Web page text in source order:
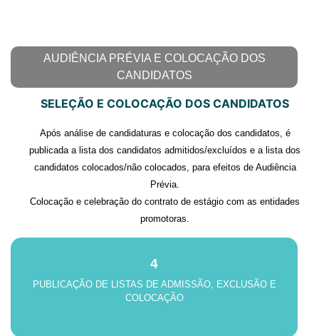
AUDIÊNCIA PRÉVIA E COLOCAÇÃO DOS
CANDIDATOS
SELEÇÃO E COLOCAÇÃO DOS CANDIDATOS
Após análise de candidaturas e colocação dos candidatos, é
publicada a lista dos candidatos admitidos/excluídos e a lista dos
candidatos colocados/não colocados, para efeitos de Audiência
Prévia.
Colocação e celebração do contrato de estágio com as entidades
promotoras.
4
PUBLICAÇÃO DE LISTAS DE ADMISSÃO, EXCLUSÃO E
COLOCAÇÃO